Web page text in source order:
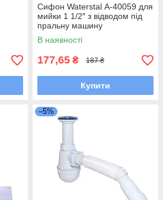
Сифон Waterstal А-40059 для
мийки 1 1/2″ з відводом під
пральну машину
В наявності
177,65 ₴ 187 ₴
Купити
–5%